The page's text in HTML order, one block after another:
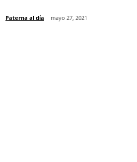
Paterna al día mayo 27, 2021